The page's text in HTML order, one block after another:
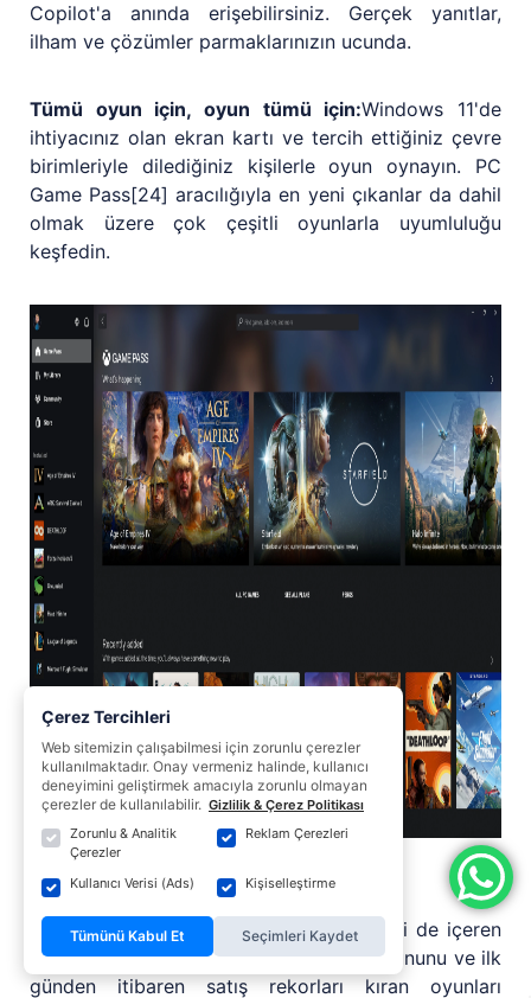
Copilot'a anında erişebilirsiniz. Gerçek yanıtlar,
ilham ve çözümler parmaklarınızın ucunda.
Tümü oyun için, oyun tümü için:Windows 11'de
ihtiyacınız olan ekran kartı ve tercih ettiğiniz çevre
birimleriyle dilediğiniz kişilerle oyun oynayın. PC
Game Pass[24] aracılığıyla en yeni çıkanlar da dahil
olmak üzere çok çeşitli oyunlarla uyumluluğu
keşfedin.
Oyuna hazırlanın
Yeni Alienware bilgisayarınız ve EA play'i de içeren
PC Game Pass ile yüzlerce bilgisayar oyununu ve ilk
günden itibaren satış rekorları kıran oyunları
Çerez Tercihleri
Web sitemizin çalışabilmesi için zorunlu çerezler
kullanılmaktadır. Onay vermeniz halinde, kullanıcı
deneyimini geliştirmek amacıyla zorunlu olmayan
çerezler de kullanılabilir. Gizlilik & Çerez Politikası
Zorunlu & Analitik
Çerezler
Reklam Çerezleri
Kullanıcı Verisi (Ads) Kişiselleştirme
Tümünü Kabul Et Seçimleri Kaydet